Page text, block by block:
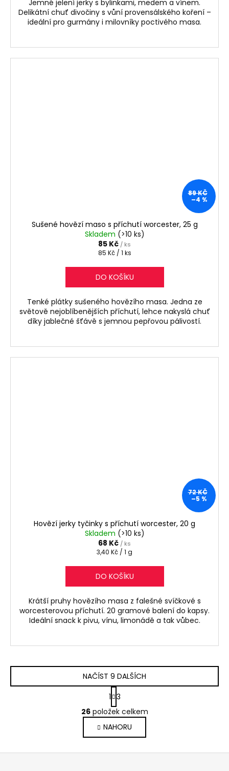
Jemné jelení jerky s bylinkami, medem a vínem.
Delikátní chuť divočiny s vůní provensálského koření –
ideální pro gurmány i milovníky poctivého masa.
89 KČ
–4 %
Sušené hovězí maso s příchutí worcester, 25 g
Skladem (>10 ks)
85 Kč / ks
Měrná
85 Kč / 1 ks
DO KOŠÍKU
Tenké plátky sušeného hovězího masa. Jedna ze
světově nejoblíbenějších příchutí, lehce nakyslá chuť
díky jablečné šťávě s jemnou pepřovou pálivostí.
72 KČ
–5 %
Hovězí jerky tyčinky s příchutí worcester, 20 g
Skladem (>10 ks)
68 Kč / ks
Měrná
3,40 Kč / 1 g
DO KOŠÍKU
Krátší pruhy hovězího masa z falešné svíčkové s
worcesterovou příchutí. 20 gramové balení do kapsy.
Ideální snack k pivu, vínu, limonádě a tak vůbec.
O
v
l
á
d
NAČÍST 9 DALŠÍCH
S
t
r
á
n
k
o
1 3
26položek celkem
NAHORU